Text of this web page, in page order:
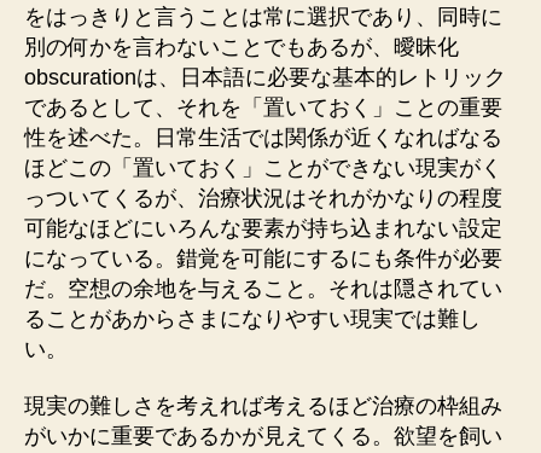
をはっきりと言うことは常に選択であり、同時に
別の何かを言わないことでもあるが、曖昧化
obscurationは、日本語に必要な基本的レトリック
であるとして、それを「置いておく」ことの重要
性を述べた。日常生活では関係が近くなればなる
ほどこの「置いておく」ことができない現実がく
っついてくるが、治療状況はそれがかなりの程度
可能なほどにいろんな要素が持ち込まれない設定
になっている。錯覚を可能にするにも条件が必要
だ。空想の余地を与えること。それは隠されてい
ることがあからさまになりやすい現実では難し
い。
現実の難しさを考えれば考えるほど治療の枠組み
がいかに重要であるかが見えてくる。欲望を飼い